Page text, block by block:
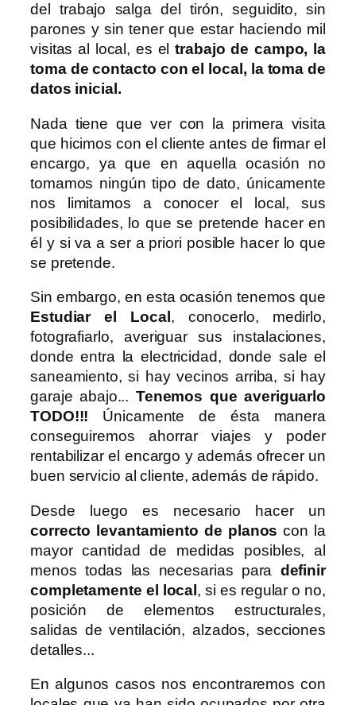
del trabajo salga del tirón, seguidito, sin
parones y sin tener que estar haciendo mil
visitas al local, es eltrabajo de campo, la
toma de contacto con el local, la toma de
datos inicial.
Nada tiene que ver con la primera visita
que hicimos con el cliente antes de firmar el
encargo, ya que en aquella ocasión no
tomamos ningún tipo de dato, únicamente
nos limitamos a conocer el local, sus
posibilidades, lo que se pretende hacer en
él y si va a ser a priori posible hacer lo que
se pretende.
Sin embargo, en esta ocasión tenemos que
Estudiar el Local , conocerlo, medirlo,
fotografiarlo, averiguar sus instalaciones,
donde entra la electricidad, donde sale el
saneamiento, si hay vecinos arriba, si hay
garaje abajo... Tenemos que averiguarlo
TODO!!! Únicamente de ésta manera
conseguiremos ahorrar viajes y poder
rentabilizar el encargo y además ofrecer un
buen servicio al cliente, además de rápido.
Desde luego es necesario hacer un
correcto levantamiento de planos con la
mayor cantidad de medidas posibles, al
menos todas las necesarias para definir
completamente el local , si es regular o no,
posición de elementos estructurales,
salidas de ventilación, alzados, secciones
detalles...
En algunos casos nos encontraremos con